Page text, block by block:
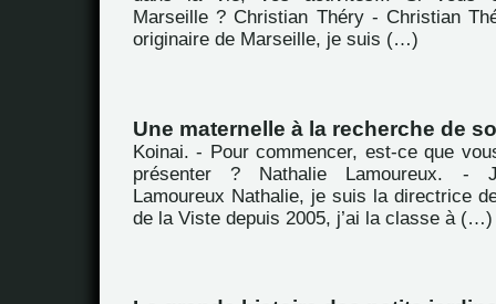
Marseille ? Christian Théry - Christian
originaire de Marseille, je suis (…)
Une maternelle à la recherche de
Koinai. - Pour commencer, est-ce que
présenter ? Nathalie Lamoureux. -
Lamoureux Nathalie, je suis la directrice
de la Viste depuis 2005, j’ai la classe à (…)